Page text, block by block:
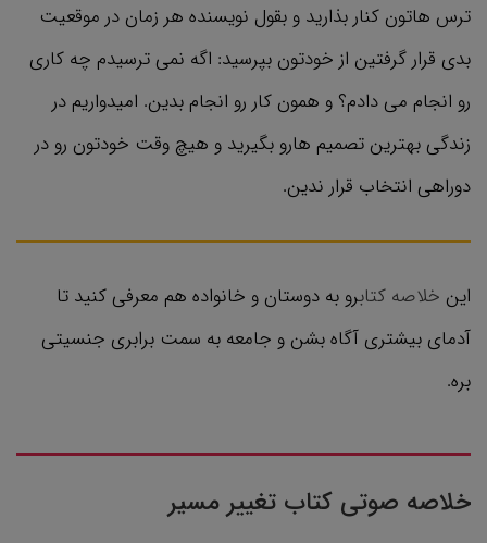
ترس هاتون کنار بذارید و بقول نویسنده هر زمان در موقعیت
بدی قرار گرفتین از خودتون بپرسید: اگه نمی ‌ترسیدم چه کاری
رو انجام می ‌دادم؟ و همون کار رو انجام بدین. امیدواریم در
زندگی بهترین تصمیم هارو بگیرید و هیچ وقت خودتون رو در
دوراهی انتخاب قرار ندین.
این خلاصه کتابرو به دوستان و خانواده هم معرفی کنید تا
آدمای بیشتری آگاه بشن و جامعه به سمت برابری جنسیتی
بره.
خلاصه صوتی کتاب تغییر مسیر